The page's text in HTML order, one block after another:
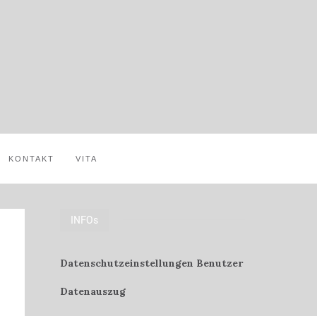
KONTAKT VITA
INFOs
Datenschutzeinstellungen Benutzer
Datenauszug